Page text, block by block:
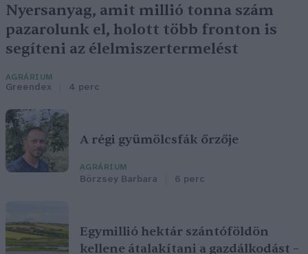
Nyersanyag, amit millió tonna szám
pazarolunk el, holott több fronton is
segíteni az élelmiszertermelést
AGRÁRIUM
Greendex 4 perc
A régi gyümölcsfák őrzője
AGRÁRIUM
Börzsey Barbara 6 perc
Egymillió hektár szántóföldön
kellene átalakítani a gazdálkodást –